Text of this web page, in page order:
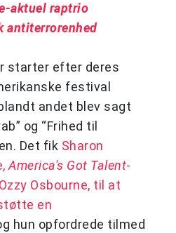
aktuel raptrio
antiterrorenhed
starter efter deres
festival
andet blev sagt
og “Frihed til
Det fik Sharon
America's Got Talent-
Osbourne, til at
en
hun opfordrede tilmed